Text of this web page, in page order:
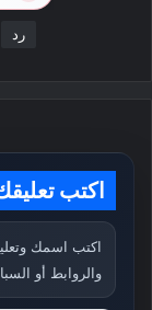
رد
اكتب
اكتب اسمك
والروابط أو